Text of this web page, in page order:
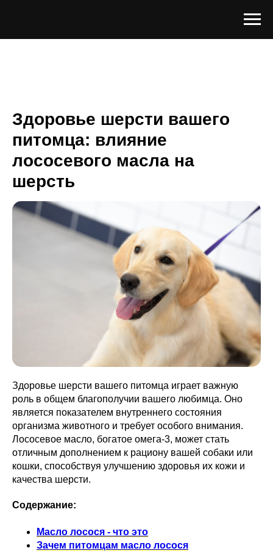
Здоровье шерсти вашего
питомца: влияние
лососевого масла на
шерсть
Здоровье шерсти вашего питомца играет важную
роль в общем благополучии вашего любимца. Оно
является показателем внутреннего состояния
организма животного и требует особого внимания.
Лососевое масло, богатое омега-3, может стать
отличным дополнением к рациону вашей собаки или
кошки, способствуя улучшению здоровья их кожи и
качества шерсти.
Содержание:
Масло лосося - что это
Зачем питомцам масло лосося